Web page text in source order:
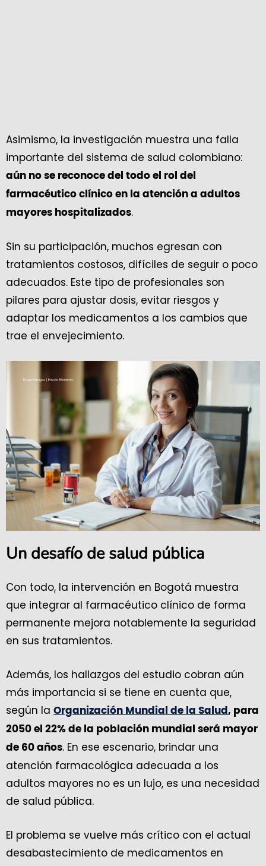
Asimismo, la investigación muestra una falla
importante del sistema de salud colombiano:
aún no se reconoce del todo el rol del
farmacéutico clínico en la atención a adultos
mayores hospitalizados.
Sin su participación, muchos egresan con
tratamientos costosos, difíciles de seguir o poco
adecuados. Este tipo de profesionales son
pilares para ajustar dosis, evitar riesgos y
adaptar los medicamentos a los cambios que
trae el envejecimiento.
Un desafío de salud pública
Con todo, la intervención en Bogotá muestra
que integrar al farmacéutico clínico de forma
permanente mejora notablemente la seguridad
en sus tratamientos.
Además, los hallazgos del estudio cobran aún
más importancia si se tiene en cuenta que,
según la Organización Mundial de la Salud , para
2050 el 22% de la población mundial será mayor
de 60 años. En ese escenario, brindar una
atención farmacológica adecuada a los
adultos mayores no es un lujo, es una necesidad
de salud pública.
El problema se vuelve más crítico con el actual
desabastecimiento de medicamentos en